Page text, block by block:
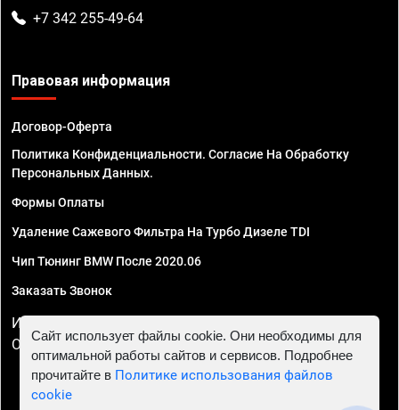
+7 342 255-49-64
Правовая информация
Договор-Оферта
Политика Конфиденциальности. Согласие На Обработку
Персональных Данных.
Формы Оплаты
Удаление Сажевого Фильтра На Турбо Дизеле TDI
Чип Тюнинг BMW После 2020.06
Заказать Звонок
ИП Смирнов Георгий Павлович. ИНН 781302555843,
ОГРНИП 324470400032610
Сайт использует файлы cookie. Они необходимы для
оптимальной работы сайтов и сервисов. Подробнее
прочитайте в Политике использования файлов
cookie